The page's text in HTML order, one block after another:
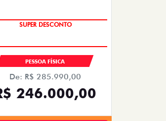
SUPER DESCONTO
PESSOA FÍSICA
De: R$ 285.990,00
246.000,00